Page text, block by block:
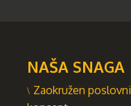
NAŠA SNAGA
Zaokružen poslovni